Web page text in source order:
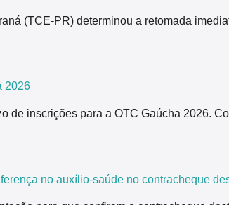
(TCE-PR) determinou a retomada
2026
de inscrições para a OTC Gaúcha 2026.
no auxílio-saúde no contracheque